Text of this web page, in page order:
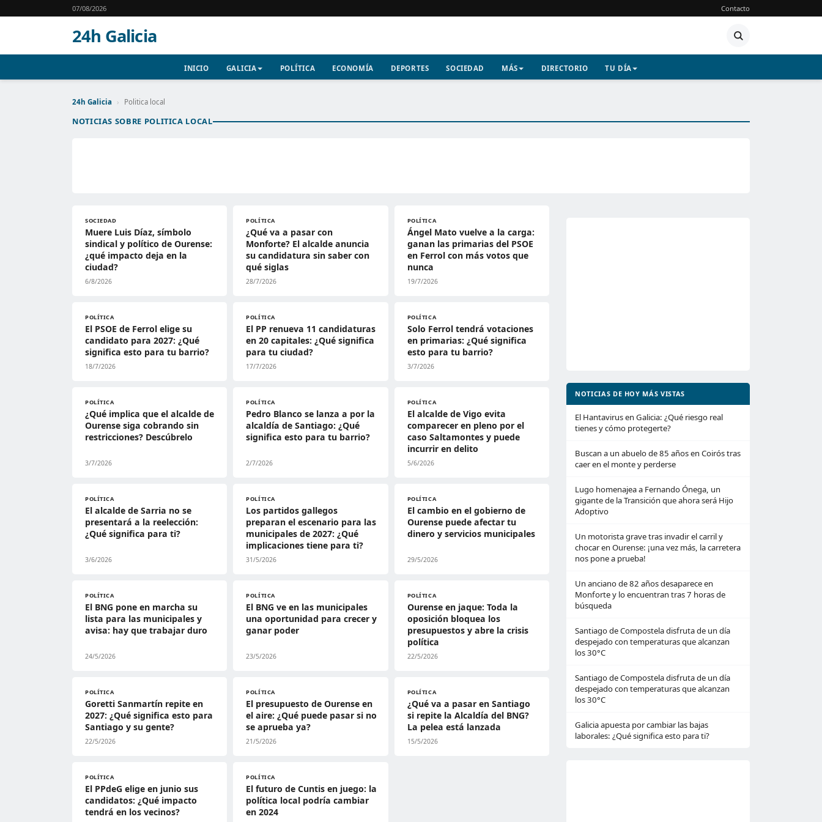
07/08/2026 Contacto
24h Galicia
INICIO GALICIA POLÍTICA ECONOMÍA DEPORTES SOCIEDAD MÁS DIRECTORIO TU DÍA
24h Galicia › Politica local
NOTICIAS SOBRE POLITICA LOCAL
SOCIEDAD
Muere Luis Díaz, símbolo
sindical y político de Ourense:
¿qué impacto deja en la
ciudad?
6/8/2026
POLÍTICA
¿Qué va a pasar con
Monforte? El alcalde anuncia
su candidatura sin saber con
qué siglas
28/7/2026
POLÍTICA
Ángel Mato vuelve a la carga:
ganan las primarias del PSOE
en Ferrol con más votos que
nunca
19/7/2026
POLÍTICA
El PSOE de Ferrol elige su
candidato para 2027: ¿Qué
significa esto para tu barrio?
18/7/2026
POLÍTICA
El PP renueva 11 candidaturas
en 20 capitales: ¿Qué significa
para tu ciudad?
17/7/2026
POLÍTICA
Solo Ferrol tendrá votaciones
en primarias: ¿Qué significa
esto para tu barrio?
3/7/2026
POLÍTICA
¿Qué implica que el alcalde de
Ourense siga cobrando sin
restricciones? Descúbrelo
3/7/2026
POLÍTICA
Pedro Blanco se lanza a por la
alcaldía de Santiago: ¿Qué
significa esto para tu barrio?
2/7/2026
POLÍTICA
El alcalde de Vigo evita
comparecer en pleno por el
caso Saltamontes y puede
incurrir en delito
5/6/2026
POLÍTICA
El alcalde de Sarria no se
presentará a la reelección:
¿Qué significa para ti?
3/6/2026
POLÍTICA
Los partidos gallegos
preparan el escenario para las
municipales de 2027: ¿Qué
implicaciones tiene para ti?
31/5/2026
POLÍTICA
El cambio en el gobierno de
Ourense puede afectar tu
dinero y servicios municipales
29/5/2026
POLÍTICA
El BNG pone en marcha su
lista para las municipales y
avisa: hay que trabajar duro
24/5/2026
POLÍTICA
El BNG ve en las municipales
una oportunidad para crecer y
ganar poder
23/5/2026
POLÍTICA
Ourense en jaque: Toda la
oposición bloquea los
presupuestos y abre la crisis
política
22/5/2026
POLÍTICA
Goretti Sanmartín repite en
2027: ¿Qué significa esto para
Santiago y su gente?
22/5/2026
POLÍTICA
El presupuesto de Ourense en
el aire: ¿Qué puede pasar si no
se aprueba ya?
21/5/2026
POLÍTICA
¿Qué va a pasar en Santiago
si repite la Alcaldía del BNG?
La pelea está lanzada
15/5/2026
POLÍTICA
El PPdeG elige en junio sus
candidatos: ¿Qué impacto
tendrá en los vecinos?
POLÍTICA
El futuro de Cuntis en juego: la
política local podría cambiar
en 2024
NOTICIAS DE HOY MÁS VISTAS
El Hantavirus en Galicia: ¿Qué riesgo real
tienes y cómo protegerte?
Buscan a un abuelo de 85 años en Coirós tras
caer en el monte y perderse
Lugo homenajea a Fernando Ónega, un
gigante de la Transición que ahora será Hijo
Adoptivo
Un motorista grave tras invadir el carril y
chocar en Ourense: ¡una vez más, la carretera
nos pone a prueba!
Un anciano de 82 años desaparece en
Monforte y lo encuentran tras 7 horas de
búsqueda
Santiago de Compostela disfruta de un día
despejado con temperaturas que alcanzan
los 30°C
Santiago de Compostela disfruta de un día
despejado con temperaturas que alcanzan
los 30°C
Galicia apuesta por cambiar las bajas
laborales: ¿Qué significa esto para ti?